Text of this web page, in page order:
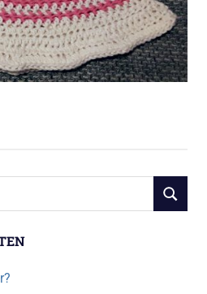
SUCHEN